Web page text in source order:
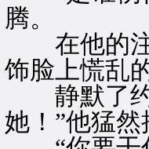
腾。
在他的注
饰脸上慌乱
静默了约
她！”他猛